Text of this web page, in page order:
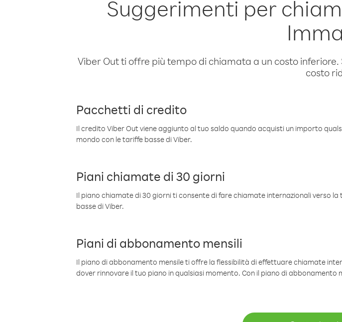
Suggerimenti per
Viber Out ti offre più tempo di chiamata a un costo
costo
Pacchetti di credito
Il credito Viber Out viene aggiunto al tuo saldo quando acquisti un importo
mondo con le tariffe basse di Viber.
Piani chiamate di 30 giorni
Il piano chiamate di 30 giorni ti consente di fare chiamate internazionali verso
basse di Viber.
Piani di abbonamento mensili
Il piano di abbonamento mensile ti offre la flessibilità di effettuare chiamate
dover rinnovare il tuo piano in qualsiasi momento. Con il piano di